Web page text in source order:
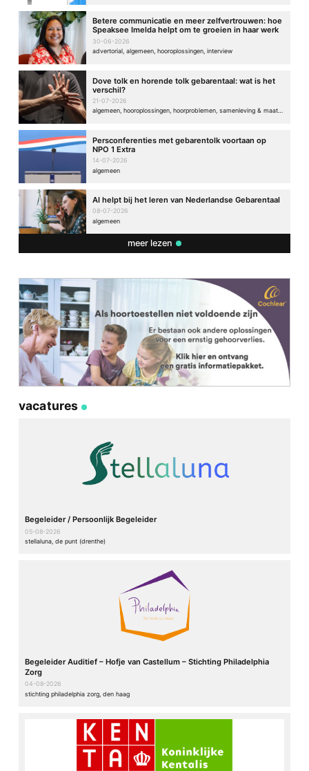
Betere communicatie en meer zelfvertrouwen: hoe
Speaksee Imelda helpt om te groeien in haar werk
30-06-2026
advertorial, algemeen, hooroplossingen, interview
Dove tolk en horende tolk gebarentaal: wat is het
verschil?
21-07-2026
algemeen, hooroplossingen, hoorproblemen, samenleving & maatschappij
Persconferenties met gebarentolk voortaan op
NPO 1 Extra
14-07-2026
algemeen
AI helpt bij het leren van Nederlandse Gebarentaal
08-07-2026
algemeen
meer lezen
vacatures
Begeleider / Persoonlijk Begeleider
05-08-2026
stellaluna, de punt (drenthe)
Begeleider Auditief – Hofje van Castellum – Stichting Philadelphia
Zorg
04-08-2026
stichting philadelphia zorg, den haag